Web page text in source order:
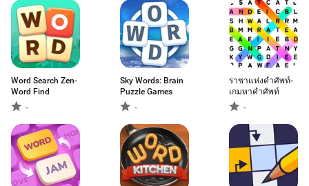
Word Search Zen-
Word Find
-
Sky Words: Brain
Puzzle Games
-
ราชาแห่งคำศัพท์-
เกมหาคำศัพท์
-